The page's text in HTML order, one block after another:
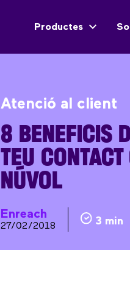
Productes
Atenció al client
8 BENEFICIS
TEU
NÚVOL
Enreach
27/02/2018 3 min